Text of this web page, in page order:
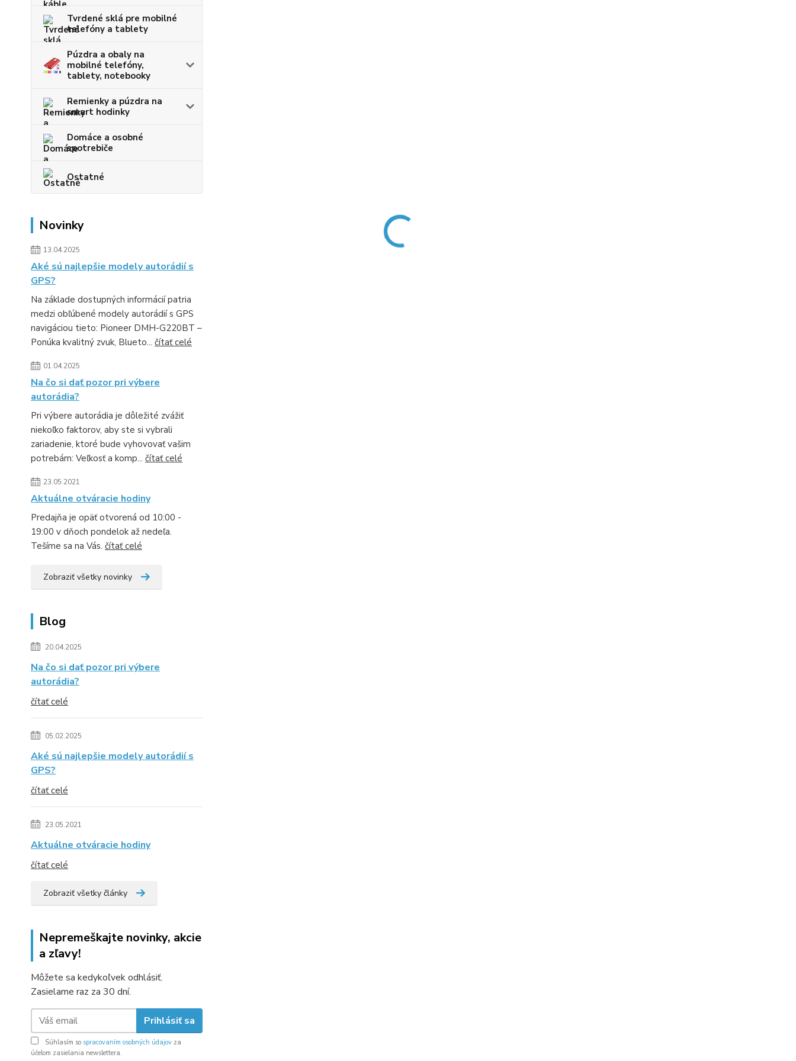
Tvrdené sklá pre mobilné
telefóny a tablety
Púzdra a obaly na
mobilné telefóny,
tablety, notebooky
Remienky a púzdra na
smart hodinky
Domáce a osobné
spotrebiče
Ostatné
Novinky
13.04.2025
Aké sú najlepšie modely autorádií s
GPS?
Na základe dostupných informácií patria
medzi obľúbené modely autorádií s GPS
navigáciou tieto: Pioneer DMH-G220BT –
Ponúka kvalitný zvuk, Blueto... čítať celé
01.04.2025
Na čo si dať pozor pri výbere
autorádia?
Pri výbere autorádia je dôležité zvážiť
niekoľko faktorov, aby ste si vybrali
zariadenie, ktoré bude vyhovovať vašim
potrebám: Veľkosť a komp... čítať celé
23.05.2021
Aktuálne otváracie hodiny
Predajňa je opäť otvorená od 10:00 -
19:00 v dňoch pondelok až nedeľa.
Tešíme sa na Vás. čítať celé
Zobraziť všetky novinky
Blog
20.04.2025
Na čo si dať pozor pri výbere
autorádia?
čítať celé
05.02.2025
Aké sú najlepšie modely autorádií s
GPS?
čítať celé
23.05.2021
Aktuálne otváracie hodiny
čítať celé
Zobraziť všetky články
Nepremeškajte novinky, akcie
a zľavy!
Môžete sa kedykoľvek odhlásiť.
Zasielame raz za 30 dní.
Prihlásiť sa
Súhlasím so spracovaním osobných údajov za
účelom zasielania newslettera.